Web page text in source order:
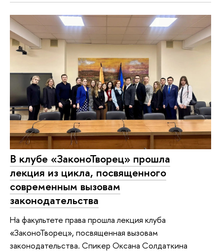
В клубе «ЗаконоТворец» прошла
лекция из цикла, посвященного
современным вызовам
законодательства
На факультете права прошла лекция клуба
«ЗаконоТворец», посвященная вызовам
законодательства. Спикер Оксана Солдаткина